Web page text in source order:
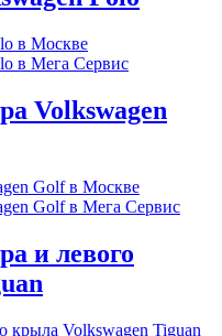
Volkswagen
и левого